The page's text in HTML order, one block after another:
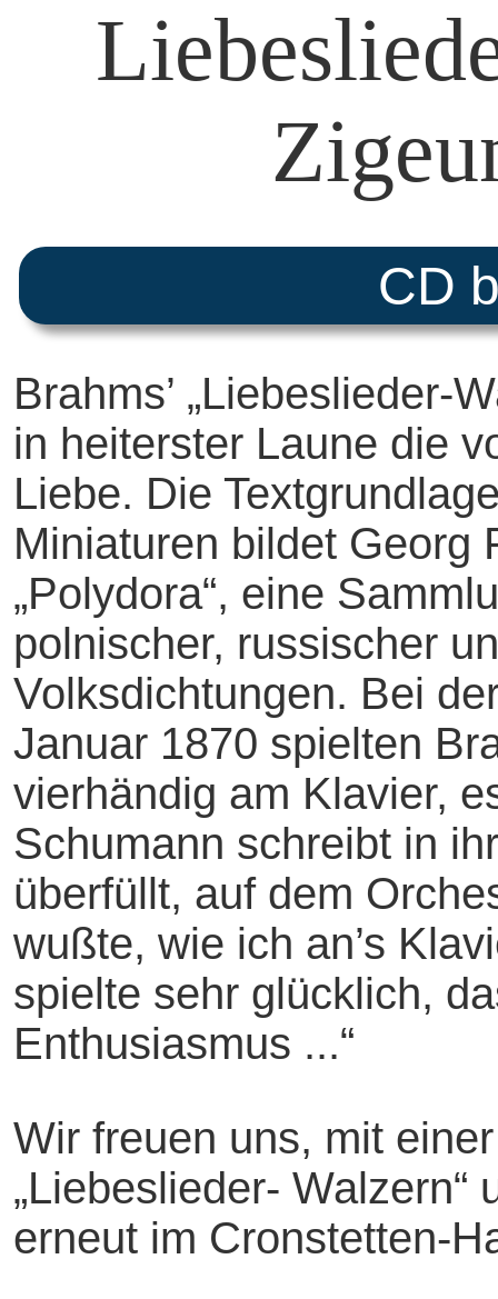
CD
Brahms’ „Liebeslieder-
in heiterster Laune die
Liebe. Die
Miniaturen bildet Georg
„Polydora“, eine
polnischer, russischer
Volksdichtungen. Bei
Januar 1870 spielten
vierhändig am Klavier,
Schumann schreibt in
überfüllt, auf dem
wußte, wie ich an’s
spielte sehr glücklich,
Enthusiasmus ...“
Wir freuen uns, mit
„Liebeslieder- Walzern“
erneut im Cronstetten-